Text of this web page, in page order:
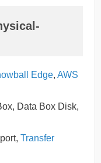
Edge, AWS
Data Box Disk,
Transfer